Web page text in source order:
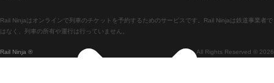
マドリードからセビリアまでの列車
マドリードからアリカンテまでの列車
Rail Ninja ® All Rights Reserved © 2026
Rail Ninjaはオンラインで列車のチケットを予約するためのサービスです。Rail Ninjaは鉄道事業者で
はなく、列車の所有や運行は行っていません。